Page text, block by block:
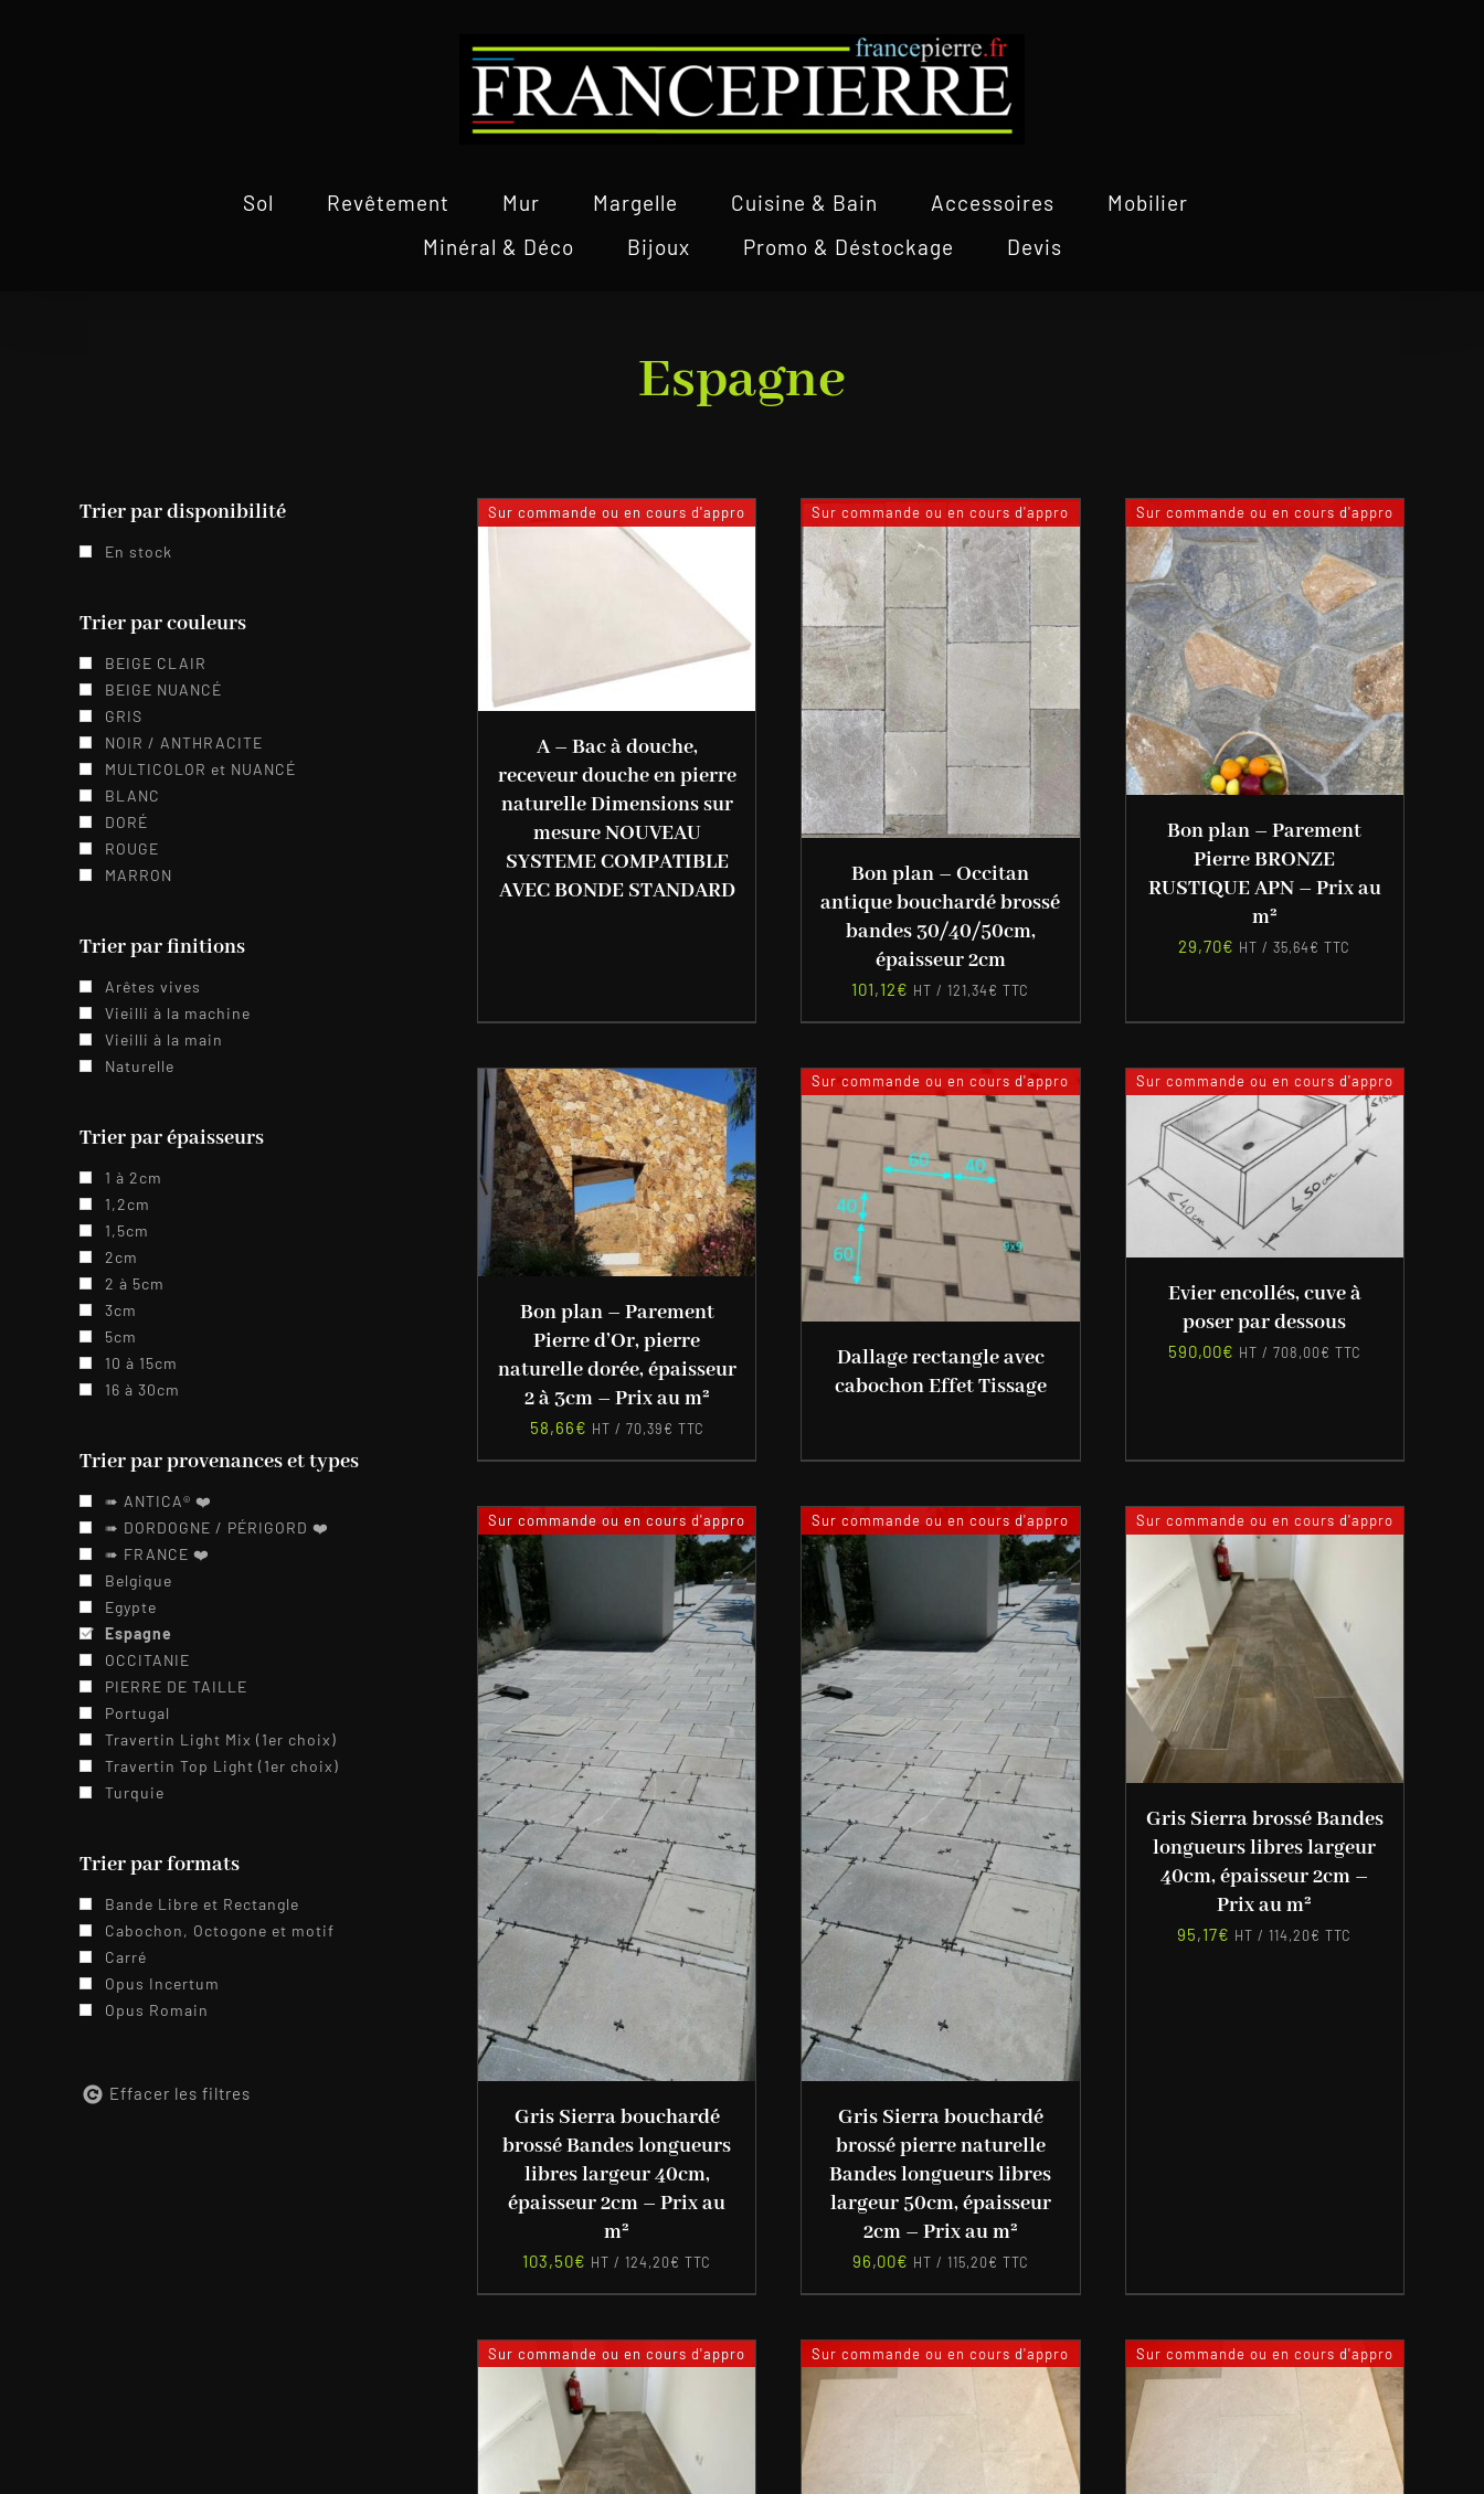
Sol Revêtement Mur Margelle Cuisine & Bain Accessoires
Mobilier
Minéral & Déco
Bijoux Promo & Déstockage Devis
Espagne
Sur commande ou en cours d'appro
A – Bac à douche,
receveur douche en pierre
naturelle Dimensions sur
mesure NOUVEAU
SYSTEME COMPATIBLE
AVEC BONDE STANDARD
Sur commande ou en cours d'appro
Bon plan – Occitan
antique bouchardé brossé
bandes 30/40/50cm,
épaisseur 2cm
101,12€ HT /121,34€ TTC
Sur commande ou en cours d'appro
Bon plan – Parement
Pierre BRONZE
RUSTIQUE APN – Prix au
m²
29,70€ HT /35,64€ TTC
Bon plan – Parement
Pierre d’Or, pierre
naturelle dorée, épaisseur
2 à 3cm – Prix au m²
58,66€ HT / 70,39€ TTC
Sur commande ou en cours d'appro
Dallage rectangle avec
cabochon Effet Tissage
Sur commande ou en cours d'appro
Evier encollés, cuve à
poser par dessous
590,00€ HT / 708,00€ TTC
Sur commande ou en cours d'appro
Gris Sierra bouchardé
brossé Bandes longueurs
libres largeur 40cm,
épaisseur 2cm – Prix au
m²
103,50€ HT /124,20€ TTC
Sur commande ou en cours d'appro
Gris Sierra bouchardé
brossé pierre naturelle
Bandes longueurs libres
largeur 50cm, épaisseur
2cm – Prix au m²
96,00€ HT / 115,20€ TTC
Sur commande ou en cours d'appro
Gris Sierra brossé Bandes
longueurs libres largeur
40cm, épaisseur 2cm –
Prix au m²
95,17€ HT /114,20€ TTC
Sur commande ou en cours d'appro Sur commande ou en cours d'appro Sur commande ou en cours d'appro
Trier par disponibilité
En stock
Trier par couleurs
BEIGE CLAIR
BEIGE NUANCÉ
GRIS
NOIR / ANTHRACITE
MULTICOLOR et NUANCÉ
BLANC
DORÉ
ROUGE
MARRON
Trier par finitions
Arêtes vives
Vieilli à la machine
Vieilli à la main
Naturelle
Trier par épaisseurs
1 à 2cm
1,2cm
1,5cm
2cm
2 à 5cm
3cm
5cm
10 à 15cm
16 à 30cm
Trier par provenances et types
➠ ANTICA® ❤️️
➠ DORDOGNE / PÉRIGORD ❤️️
➠ FRANCE ❤️️
Belgique
Egypte
Espagne
OCCITANIE
PIERRE DE TAILLE
Portugal
Travertin Light Mix (1er choix)
Travertin Top Light (1er choix)
Turquie
Trier par formats
Bande Libre et Rectangle
Cabochon, Octogone et motif
Carré
Opus Incertum
Opus Romain
Effacer les filtres